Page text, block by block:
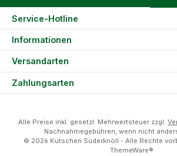
Service-Hotline
Informationen
Versandarten
Zahlungsarten
Alle Preise inkl. gesetzl. Mehrwertsteuer zzgl.
Nachnahmegebühren, wenn nicht
© 2026 Kutschen Süderknöll - Alle Rechte
ThemeWare®